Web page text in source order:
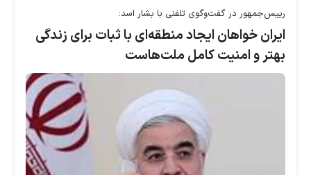
رییس‌جمهور در گفت‌وگوی تلفنی با بشار اسد:
ایران خواهان ایجاد منطقه‌ای با ثبات برای زندگی
بهتر و امنیت کامل ملت‌هاست